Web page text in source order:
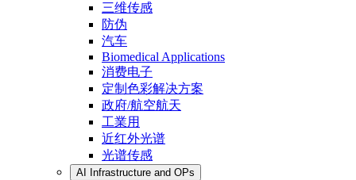
三维传感
防伪
汽车
Biomedical Applications
消费电子
定制色彩解决方案
政府/航空航天
工業用
近红外光谱
光谱传感
AI Infrastructure and OPs